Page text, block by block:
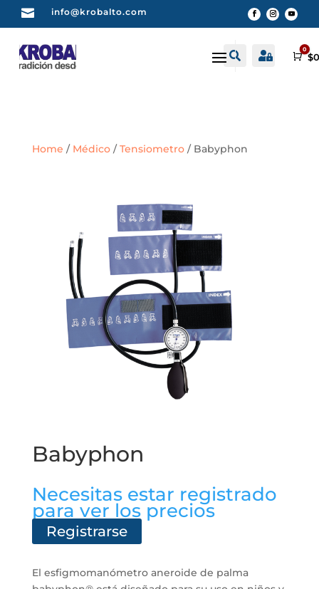
 info@krobalto.com
 Buscar
 Cuenta
0
$
Home / Médico/Tensiometro/ Babyphon
Babyphon
Necesitas estar registrado
para ver los precios
Registrarse
El esfigmomanómetro aneroide de palma